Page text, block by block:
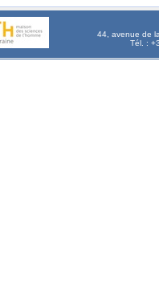
44, avenue de
Tél. :